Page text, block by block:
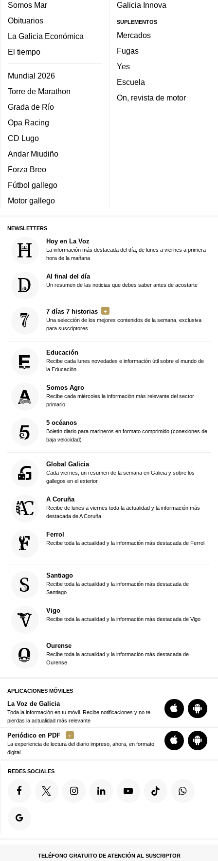
Somos Mar
Obituarios
La Galicia Económica
El tiempo
Mundial 2026
Torre de Marathon
Grada de Río
Opa Racing
CD Lugo
Andar Miudiño
Forza Breo
Fútbol gallego
Motor gallego
Galicia Innova
SUPLEMENTOS
Mercados
Fugas
Yes
Escuela
On, revista de motor
NEWSLETTERS
Hoy en La Voz
La información más destacada del día, de lunes a viernes a primera
hora de la mañana
Al final del día
Un resumen de las noticias que debes saber antes de acostarte
7 días 7 historias
Una selección de los mejores contenidos de la semana, exclusiva
para suscriptores
Educación
Recibe cada lunes novedades e información útil sobre el mundo de
la Educación
Somos Agro
Recibe cada miércoles la información más relevante del sector
primario
5 océanos
Boletín diario para marineros en formato comprimido (conexiones de
baja velocidad)
Global Galicia
Cada viernes, un resumen de la semana en Galicia y sobre los
gallegos en el exterior
A Coruña
Recibe de lunes a viernes toda la actualidad y la información más
destacada de A Coruña
Ferrol
Recibe toda la actualidad y la información más destacada de Ferrol
Santiago
Recibe toda la actualidad y la información más destacada de
Santiago
Vigo
Recibe toda la actualidad y la información más destacada de Vigo
Ourense
Recibe toda la actualidad y la información más destacada de
Ourense
APLICACIONES MÓVILES
La Voz de Galicia
Toda la información en tu móvil. Recibe notificaciones y no te
pierdas la actualidad más relevante
Periódico en PDF
La experiencia de lectura del diario impreso, ahora, en formato
digital
REDES SOCIALES
TELÉFONO GRATUITO DE ATENCIÓN AL SUSCRIPTOR